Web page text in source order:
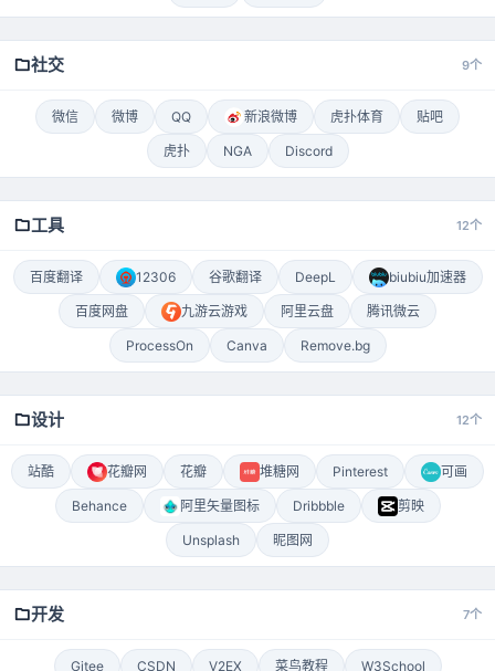
社交 9个
微信 微博 QQ 新浪微博 虎扑体育 贴吧
虎扑 NGA Discord
工具 12个
百度翻译 12306 谷歌翻译 DeepL biubiu加速器
百度网盘 九游云游戏 阿里云盘 腾讯微云
ProcessOn Canva Remove.bg
设计 12个
站酷 花瓣网 花瓣 堆糖网 Pinterest 可画
Behance 阿里矢量图标 Dribbble 剪映
Unsplash 昵图网
开发 7个
Gitee CSDN V2EX 菜鸟教程 W3School